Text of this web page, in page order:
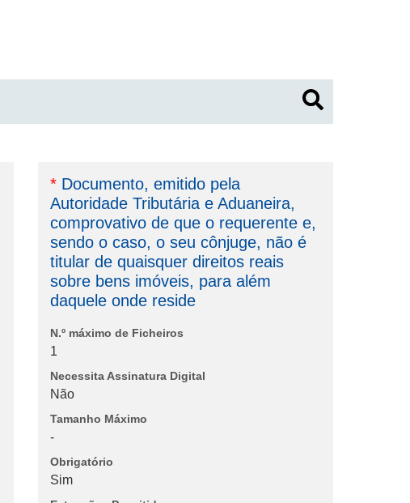
* Documento, emitido pela
Autoridade Tributária e Aduaneira,
comprovativo de que o requerente e,
sendo o caso, o seu cônjuge, não é
titular de quaisquer direitos reais
sobre bens imóveis, para além
daquele onde reside
N.º máximo de Ficheiros
1
Necessita Assinatura Digital
Não
Tamanho Máximo
-
Obrigatório
Sim